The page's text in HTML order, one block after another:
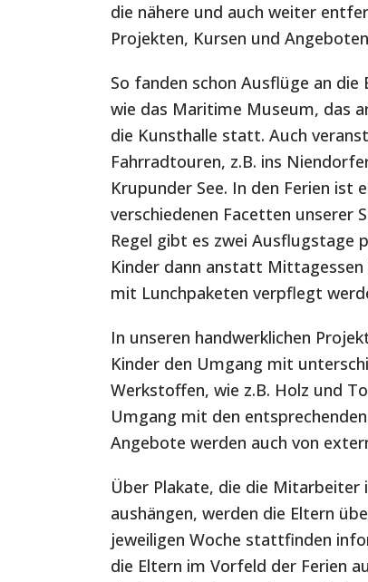
die nähere und auch weiter
Projekten, Kursen und
So fanden schon Ausflüge an die
wie das Maritime Museum, das
die Kunsthalle statt. Auch
Fahrradtouren, z.B. ins
Krupunder See. In den Ferien ist
verschiedenen Facetten unserer
Regel gibt es zwei Ausflugstage
Kinder dann anstatt Mittagessen
mit Lunchpaketen verpflegt
In unseren handwerklichen
Kinder den Umgang mit
Werkstoffen, wie z.B. Holz und
Umgang mit den
Angebote werden auch von
Über Plakate, die die Mitarbeiter
aushängen, werden die Eltern
jeweiligen Woche stattfinden
die Eltern im Vorfeld der Ferien